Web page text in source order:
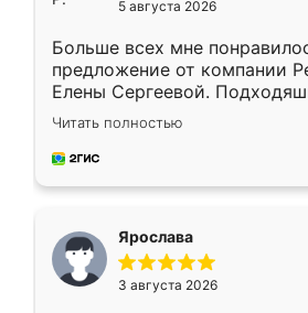
5 августа 2026
Больше всех мне
предложение от компании
Елены Сергеевой.
короткие сроки
для замера сотрудник
предложил по моему эскизу
Читать полностью
Ярослава
3 августа 2026